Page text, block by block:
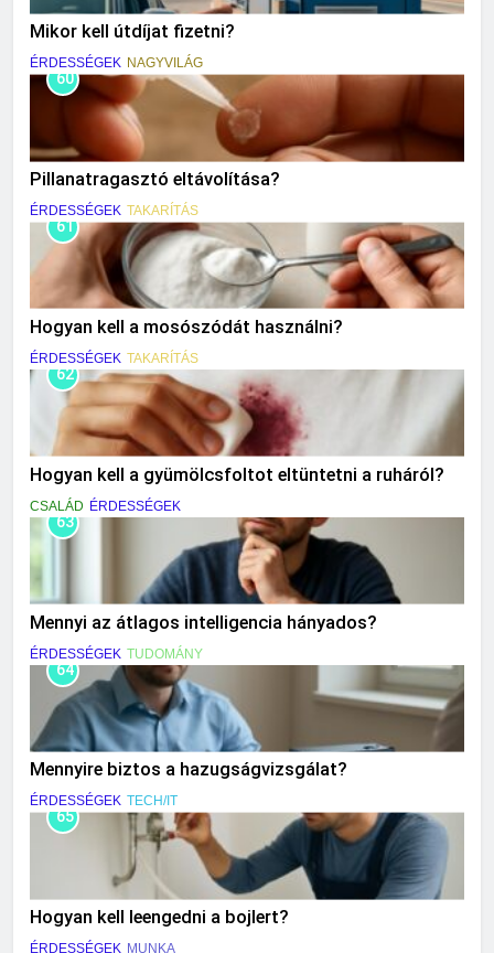
Mikor kell útdíjat fizetni?
ÉRDESSÉGEK NAGYVILÁG
60
Pillanatragasztó eltávolítása?
ÉRDESSÉGEK TAKARÍTÁS
61
Hogyan kell a mosószódát használni?
ÉRDESSÉGEK TAKARÍTÁS
62
Hogyan kell a gyümölcsfoltot eltüntetni a ruháról?
CSALÁD ÉRDESSÉGEK
63
Mennyi az átlagos intelligencia hányados?
ÉRDESSÉGEK TUDOMÁNY
64
Mennyire biztos a hazugságvizsgálat?
ÉRDESSÉGEK TECH/IT
65
Hogyan kell leengedni a bojlert?
ÉRDESSÉGEK MUNKA